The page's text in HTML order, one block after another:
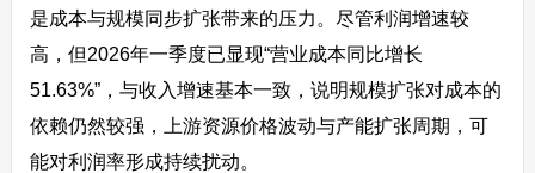
是成本与规模同步扩张带来的压力。尽管利润增速较
高，但2026年一季度已显现“营业成本同比增长
51.63%”，与收入增速基本一致，说明规模扩张对成本的
依赖仍然较强，上游资源价格波动与产能扩张周期，可
能对利润率形成持续扰动。